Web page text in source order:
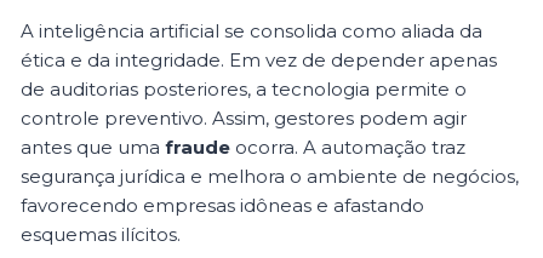
A inteligência artificial se consolida como aliada da
ética e da integridade. Em vez de depender apenas
de auditorias posteriores, a tecnologia permite o
controle preventivo. Assim, gestores podem agir
antes que umafraude ocorra. A automação traz
segurança jurídica e melhora o ambiente de negócios,
favorecendo empresas idôneas e afastando
esquemas ilícitos.